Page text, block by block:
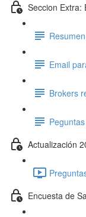
Seccion Extra:
Email
Brokers
Actualización
Encuesta de